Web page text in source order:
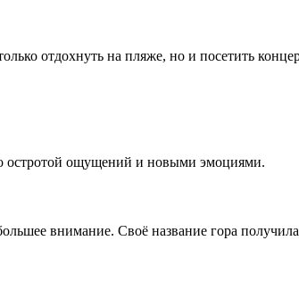
отдохнуть на пляже, но и посетить
остротой ощущений и новыми эмоциями.
внимание. Своё название гора